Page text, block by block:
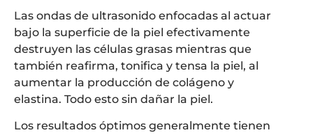
Las ondas de ultrasonido enfocadas al actuar
bajo la superficie de la piel efectivamente
destruyen las células grasas mientras que
también reafirma, tonifica y tensa la piel, al
aumentar la producción de colágeno y
elastina. Todo esto sin dañar la piel.
Los resultados óptimos generalmente tienen